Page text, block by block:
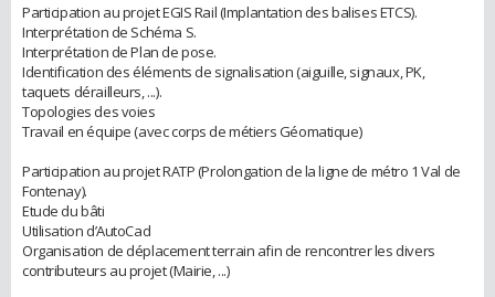
Participation au projet EGIS Rail (Implantation des balises ETCS).
Interprétation de Schéma S.
Interprétation de Plan de pose.
Identification des éléments de signalisation (aiguille, signaux, PK,
taquets dérailleurs, ...).
Topologies des voies
Travail en équipe (avec corps de métiers Géomatique)
Participation au projet RATP (Prolongation de la ligne de métro 1 Val de
Fontenay).
Etude du bâti
Utilisation d’AutoCad
Organisation de déplacement terrain afin de rencontrer les divers
contributeurs au projet (Mairie, ...)